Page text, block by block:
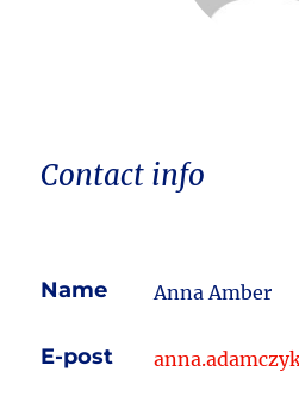
Contact info
Name Anna Amber
E-post